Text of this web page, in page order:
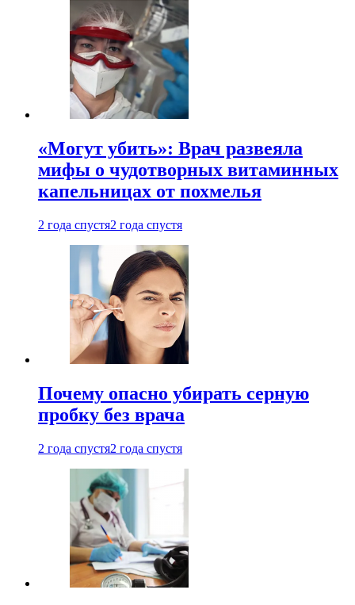
«Могут убить»: Врач развеяла
мифы о чудотворных витаминных
капельницах от похмелья
2 года спустя2 года спустя
Почему опасно убирать серную
пробку без врача
2 года спустя2 года спустя